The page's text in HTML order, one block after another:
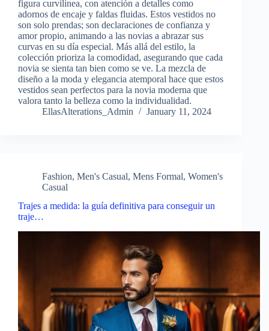
figura curvilínea, con atención a detalles como
adornos de encaje y faldas fluidas. Estos vestidos no
son solo prendas; son declaraciones de confianza y
amor propio, animando a las novias a abrazar sus
curvas en su día especial. Más allá del estilo, la
colección prioriza la comodidad, asegurando que cada
novia se sienta tan bien como se ve. La mezcla de
diseño a la moda y elegancia atemporal hace que estos
vestidos sean perfectos para la novia moderna que
valora tanto la belleza como la individualidad.
EllasAlterations_Admin
January 11, 2024
Fashion, Men's Casual, Mens Formal, Women's
Casual
Trajes a medida: la guía definitiva para conseguir un
traje…